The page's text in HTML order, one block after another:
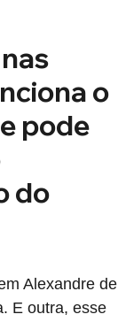
o
pode
do
Alexandre de
E outra, esse